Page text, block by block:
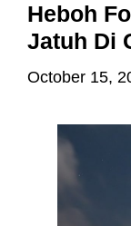
Heboh
Jatuh Di
October 15,